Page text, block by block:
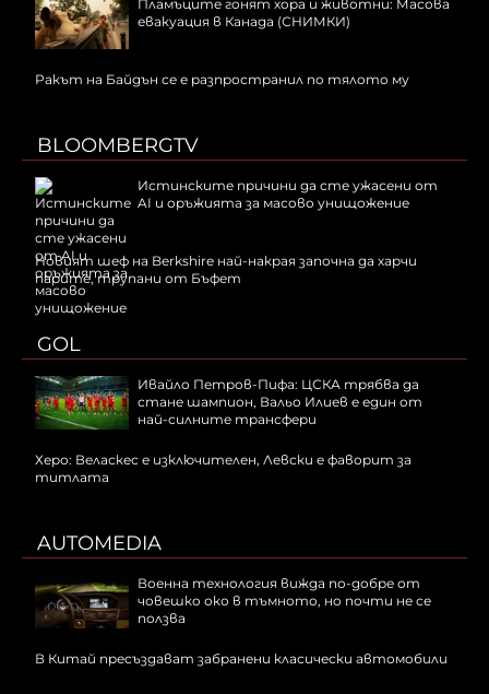
Пламъците гонят хора и животни: Масова
евакуация в Канада (СНИМКИ)
Ракът на Байдън се е разпространил по тялото му
BLOOMBERGTV
Истинските причини да сте ужасени от
AI и оръжията за масово унищожение
Новият шеф на Berkshire най-накрая започна да харчи
парите, трупани от Бъфет
GOL
Ивайло Петров-Пифа: ЦСКА трябва да
стане шампион, Вальо Илиев е един от
най-силните трансфери
Херо: Веласкес е изключителен, Левски е фаворит за
титлата
AUTOMEDIA
Военна технология вижда по-добре от
човешко око в тъмното, но почти не се
ползва
В Китай пресъздават забранени класически автомобили